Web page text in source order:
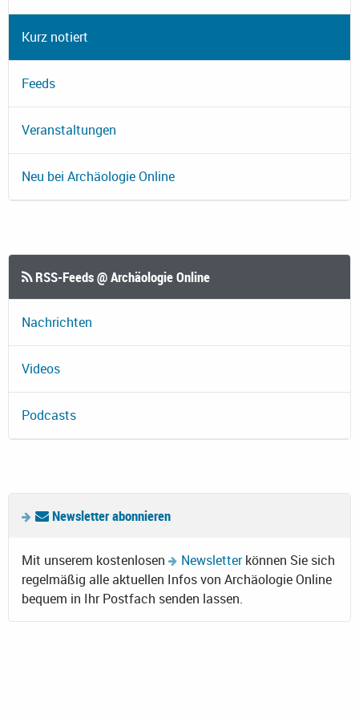
Kurz notiert
Feeds
Veranstaltungen
Neu bei Archäologie Online
RSS-Feeds @ Archäologie Online
Nachrichten
Videos
Podcasts
Newsletter abonnieren
Mit unserem kostenlosen Newsletterkönnen Sie sich
regelmäßig alle aktuellen Infos von Archäologie Online
bequem in Ihr Postfach senden lassen.